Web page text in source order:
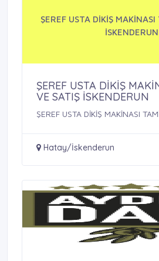
ŞEREF USTA DİKİŞ
İSKENDERUN
ŞEREF USTA DİKİŞ
VE SATIŞ İSKENDERUN
ŞEREF USTA DİKİŞ MAKİNASI
Hatay/İskenderun